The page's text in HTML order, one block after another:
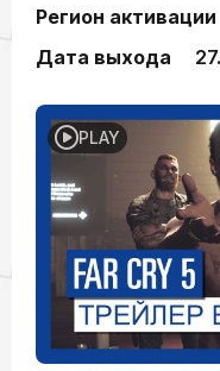
Регион активации
Дата выхода
PLAY